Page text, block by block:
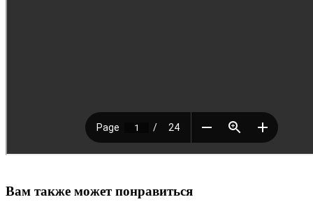
Вам также может понравиться